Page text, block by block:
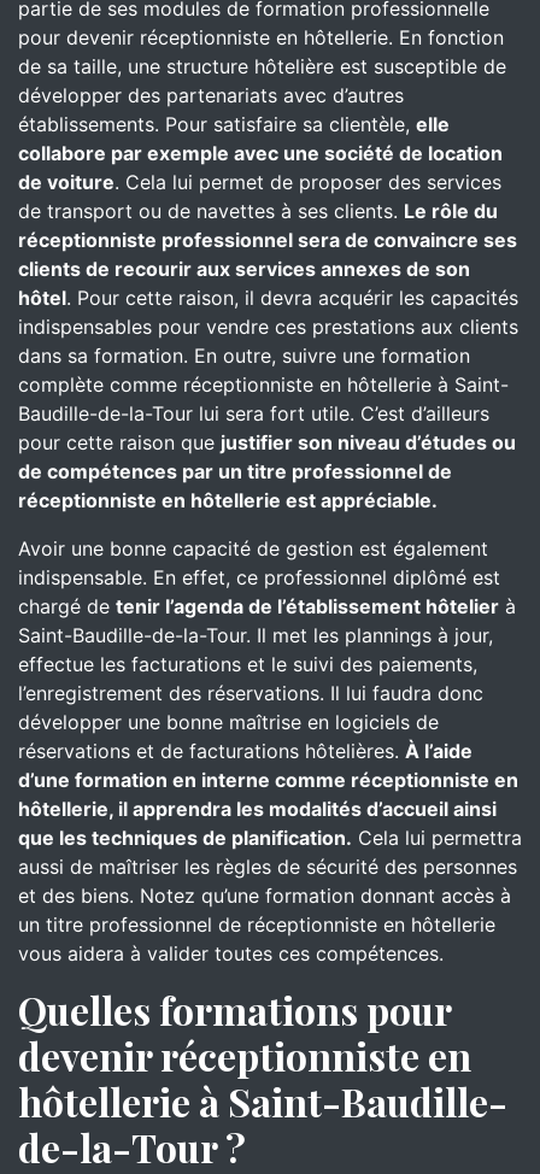
partie de ses modules de formation professionnelle
pour devenir réceptionniste en hôtellerie. En fonction
de sa taille, une structure hôtelière est susceptible de
développer des partenariats avec d’autres
établissements. Pour satisfaire sa clientèle, elle
collabore par exemple avec une société de location
de voiture. Cela lui permet de proposer des services
de transport ou de navettes à ses clients. Le rôle du
réceptionniste professionnel sera de convaincre ses
clients de recourir aux services annexes de son
hôtel. Pour cette raison, il devra acquérir les capacités
indispensables pour vendre ces prestations aux clients
dans sa formation. En outre, suivre une formation
complète comme réceptionniste en hôtellerie à Saint-
Baudille-de-la-Tour lui sera fort utile. C’est d’ailleurs
pour cette raison que justifier son niveau d’études ou
de compétences par un titre professionnel de
réceptionniste en hôtellerie est appréciable.
Avoir une bonne capacité de gestion est également
indispensable. En effet, ce professionnel diplômé est
chargé de tenir l’agenda de l’établissement hôtelier à
Saint-Baudille-de-la-Tour. Il met les plannings à jour,
effectue les facturations et le suivi des paiements,
l’enregistrement des réservations. Il lui faudra donc
développer une bonne maîtrise en logiciels de
réservations et de facturations hôtelières. À l’aide
d’une formation en interne comme réceptionniste en
hôtellerie, il apprendra les modalités d’accueil ainsi
que les techniques de planification. Cela lui permettra
aussi de maîtriser les règles de sécurité des personnes
et des biens. Notez qu’une formation donnant accès à
un titre professionnel de réceptionniste en hôtellerie
vous aidera à valider toutes ces compétences.
Quelles formations pour
devenir réceptionniste en
hôtellerie à Saint-Baudille-
de-la-Tour ?